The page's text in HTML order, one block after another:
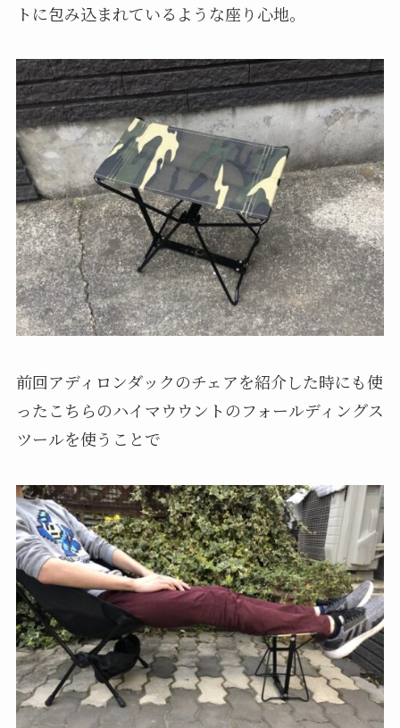
トに包み込まれているような座り心地。
前回アディロンダックのチェアを紹介した時にも使
ったこちらのハイマウウントのフォールディングス
ツールを使うことで